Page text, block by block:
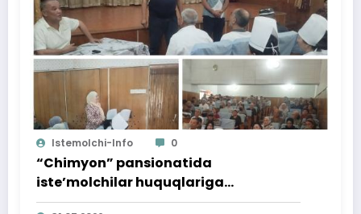
Istemolchi-Info 0
“Chimyon” pansionatida
iste’molchilar huquqlariga
bag‘ishlangan targ‘ibot tadbiri